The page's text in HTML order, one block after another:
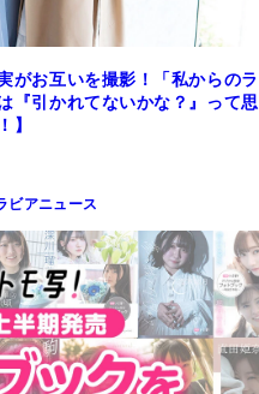
がお互いを撮影！「私からのラ
『引かれてないかな？』って思
】
ビアニュース